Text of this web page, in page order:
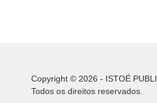
Copyright © 2026 - ISTOÉ
Todos os direitos reservados.